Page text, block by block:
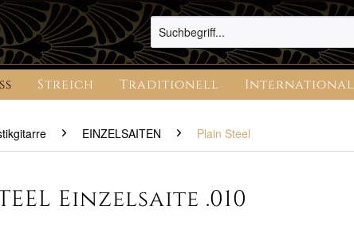
Streich Traditionell International
EINZELSAITEN Plain Steel
Einzelsaite .010